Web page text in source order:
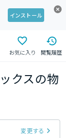
インストール
お気に入り 閲覧履歴
クスの物
変更する